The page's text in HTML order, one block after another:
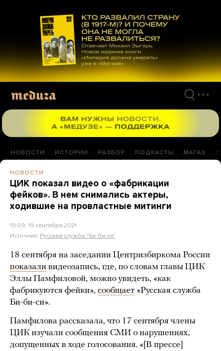
материалам
НОВОСТИ ИСТОРИИ РАЗБОР ПОДКАСТЫ МАГАЗ
НОВОСТИ
ЦИК показал видео о «фабрикации
фейков». В нем снимались актеры,
ходившие на провластные митинги
19:09, 19 сентября 2021
Источник: Русская служба "Би-би-си"
18 сентября на заседании Центризбиркома России
показали видеозапись, где, по словам главы ЦИК
Эллы Памфиловой, можно увидеть, «как
фабрикуются фейки», сообщает «Русская служба
Би-би-си».
Памфилова рассказала, что 17 сентября члены
ЦИК изучали сообщения СМИ о нарушениях,
допущенных в ходе голосования. «[В прессе]